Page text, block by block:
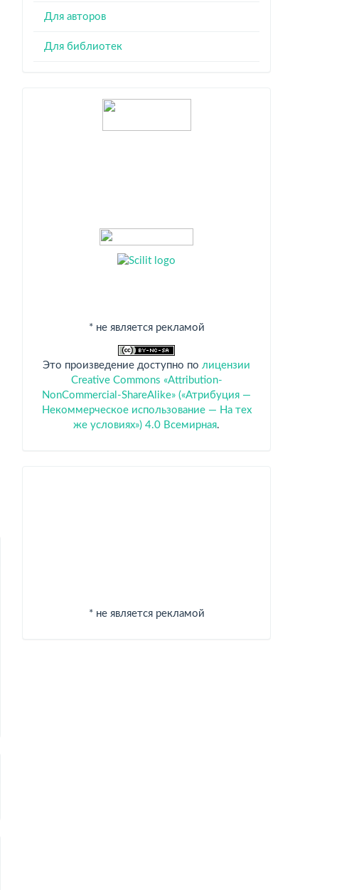
Для авторов
Для библиотек
Индексация
* не является рекламой
Это произведение доступно по лицензии
Creative Commons «Attribution-
NonCommercial-ShareAlike» («Атрибуция —
Некоммерческое использование — На тех
же условиях») 4.0 Всемирная.
* не является рекламой